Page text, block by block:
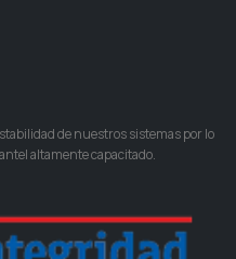
de nuestros sistemas por lo
altamente capacitado.